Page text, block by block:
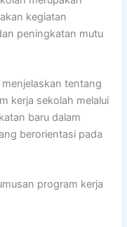
kegiatan
peningkatan mutu
menjelaskan tentang
kerja sekolah melalui
baru dalam
berorientasi pada
program kerja